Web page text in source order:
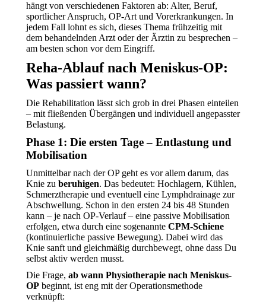
hängt von verschiedenen Faktoren ab: Alter, Beruf,
sportlicher Anspruch, OP-Art und Vorerkrankungen. In
jedem Fall lohnt es sich, dieses Thema frühzeitig mit
dem behandelnden Arzt oder der Ärztin zu besprechen –
am besten schon vor dem Eingriff.
Reha-Ablauf nach Meniskus-OP:
Was passiert wann?
Die Rehabilitation lässt sich grob in drei Phasen einteilen
– mit fließenden Übergängen und individuell angepasster
Belastung.
Phase 1: Die ersten Tage – Entlastung und
Mobilisation
Unmittelbar nach der OP geht es vor allem darum, das
Knie zu beruhigen. Das bedeutet: Hochlagern, Kühlen,
Schmerztherapie und eventuell eine Lymphdrainage zur
Abschwellung. Schon in den ersten 24 bis 48 Stunden
kann – je nach OP-Verlauf – eine passive Mobilisation
erfolgen, etwa durch eine sogenannte CPM-Schiene
(kontinuierliche passive Bewegung). Dabei wird das
Knie sanft und gleichmäßig durchbewegt, ohne dass Du
selbst aktiv werden musst.
Die Frage, ab wann Physiotherapie nach Meniskus-
OP beginnt, ist eng mit der Operationsmethode
verknüpft: